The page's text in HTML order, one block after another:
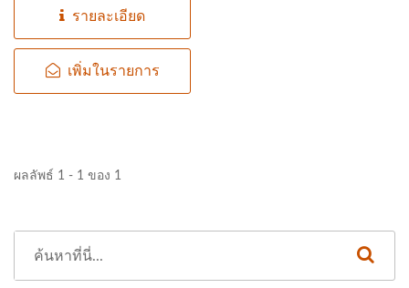
สมบูรณ์และปรับปรุงความ
สม่ำเสมอโดยรวมของนมถั่ว
เหลือง
รายละเอียด
เพิ่มในรายการ
ผลลัพธ์ 1 - 1 ของ 1